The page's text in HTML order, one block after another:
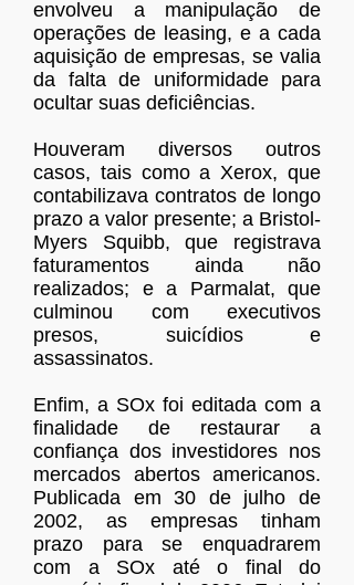
envolveu a manipulação de
operações de leasing, e a cada
aquisição de empresas, se valia
da falta de uniformidade para
ocultar suas deficiências.
Houveram diversos outros
casos, tais como a Xerox, que
contabilizava contratos de longo
prazo a valor presente; a Bristol-
Myers Squibb, que registrava
faturamentos ainda não
realizados; e a Parmalat, que
culminou com executivos
presos, suicídios e
assassinatos.
Enfim, a SOx foi editada com a
finalidade de restaurar a
confiança dos investidores nos
mercados abertos americanos.
Publicada em 30 de julho de
2002, as empresas tinham
prazo para se enquadrarem
com a SOx até o final do